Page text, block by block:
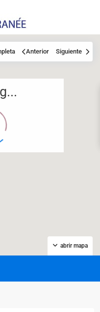
abrir mapa
Anterior Siguiente